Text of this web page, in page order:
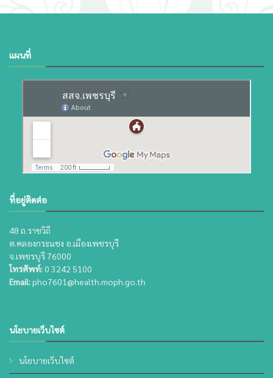
แผนที่
ที่อยู่ติดต่อ
48 ถ.ราชวิถี
ต.คลองกระแชง อ.เมืองเพชรบุรี
จ.เพชรบุรี 76000
โทรศัพท์:0 3242 5100
Email:pho7601@health.moph.go.th
นโยบายเว็บไซต์
นโยบายเว็บไซต์